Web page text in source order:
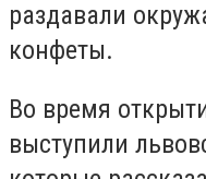
раздавали
конфеты.
Во время
выступили